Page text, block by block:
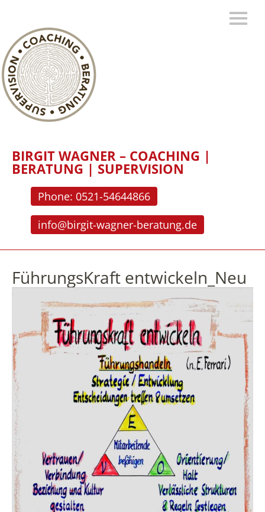
BIRGIT WAGNER – COACHING |
BERATUNG | SUPERVISION
Phone: 0521-54644866
info@birgit-wagner-beratung.de
FührungsKraft entwickeln_Neu